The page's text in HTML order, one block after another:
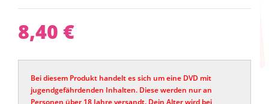
8,40 €
Bei diesem Produkt handelt es sich um eine DVD mit
jugendgefährdenden Inhalten. Diese werden nur an
Personen über 18 Jahre versandt. Dein Alter wird bei